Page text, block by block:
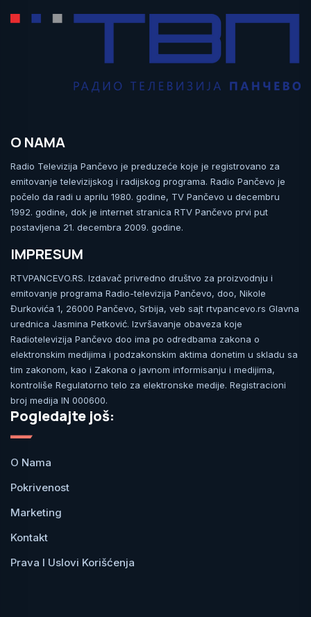
O NAMA
Radio Televizija Pančevo je preduzeće koje je registrovano za
emitovanje televizijskog i radijskog programa. Radio Pančevo je
počelo da radi u aprilu 1980. godine, TV Pančevo u decembru
1992. godine, dok je internet stranica RTV Pančevo prvi put
postavljena 21. decembra 2009. godine.
IMPRESUM
RTVPANCEVO.RS. Izdavač privredno društvo za proizvodnju i
emitovanje programa Radio-televizija Pančevo, doo, Nikole
Đurkovića 1, 26000 Pančevo, Srbija, veb sajt rtvpancevo.rs Glavna
urednica Jasmina Petković. Izvršavanje obaveza koje
Radiotelevizija Pančevo doo ima po odredbama zakona o
elektronskim medijima i podzakonskim aktima donetim u skladu sa
tim zakonom, kao i Zakona o javnom informisanju i medijima,
kontroliše Regulatorno telo za elektronske medije. Registracioni
broj medija IN 000600.
Pogledajte još:
O Nama
Pokrivenost
Marketing
Kontakt
Prava I Uslovi Korišćenja